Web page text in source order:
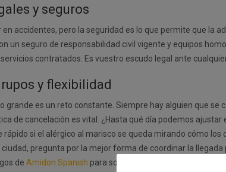
y seguros
en accidentes, pero la seguridad es lo que permite que la
un seguro de responsabilidad civil vigente y equipos
contratados. Es vuestro escudo legal ante
y flexibilidad
grande es un reto constante. Siempre hay alguien que
de cancelación es vital. ¿Hasta qué día podemos
rápido si el alérgico al marisco se queda mirando cómo
pregunta por la mejor forma de coordinar la
de Amidon Spanish para soltaros con el idioma de forma